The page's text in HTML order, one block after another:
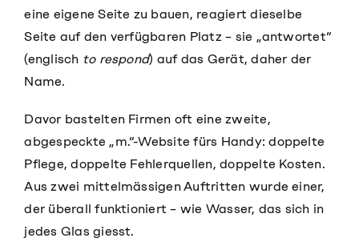
eine eigene Seite zu bauen, reagiert dieselbe
Seite auf den verfügbaren Platz – sie „antwortet“
(englisch to respond) auf das Gerät, daher der
Name.
Davor bastelten Firmen oft eine zweite,
abgespeckte „m.“-Website fürs Handy: doppelte
Pflege, doppelte Fehlerquellen, doppelte Kosten.
Aus zwei mittelmässigen Auftritten wurde einer,
der überall funktioniert – wie Wasser, das sich in
jedes Glas giesst.